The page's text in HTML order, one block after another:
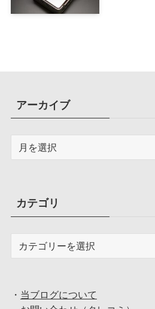
アーカイブ
ブカテゴリ
・ 当ブログについて